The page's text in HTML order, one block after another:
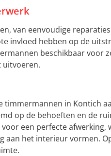
van eenvoudige
invloed hebben op de
beschikbaar voor
uitvoeren.
timmermannen in Kontich
op de behoeften en de
een perfecte
aan het interieur vormen.